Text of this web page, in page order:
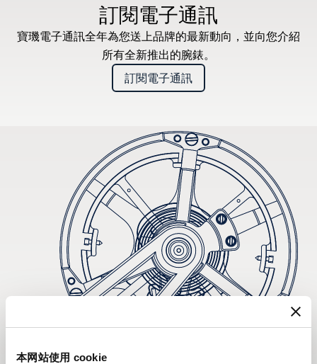
本网站使用 cookie
訂閱電子通訊
寶璣電子通訊全年為您送上品牌的最新動向，並向您介紹
所有全新推出的腕錶。
訂閱電子通訊